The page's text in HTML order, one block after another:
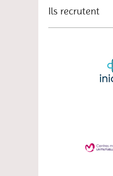
Ils recrutent